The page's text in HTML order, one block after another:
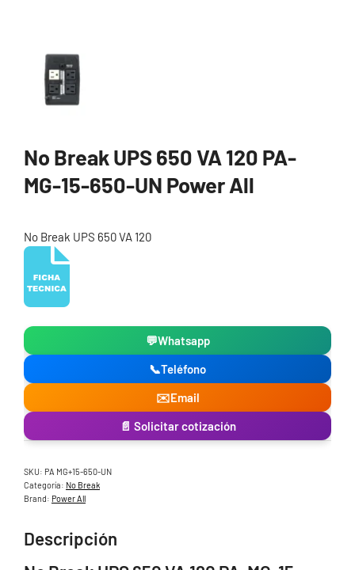
No Break UPS 650 VA 120 PA-
MG-15-650-UN Power All
No Break UPS 650 VA 120
💬Whatsapp
📞Teléfono
✉️Email
📄 Solicitar cotización
SKU: PA MG+15-650-UN
Categoría: No Break
Brand: Power All
Descripción